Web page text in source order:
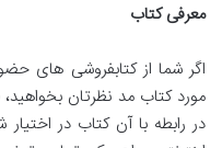
معرفی کتاب
اگر شما از کتابفروشی های
مورد کتاب مد نظرتان
در رابطه با آن کتاب در